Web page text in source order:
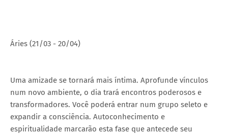
Áries (21/03 - 20/04)
Uma amizade se tornará mais íntima. Aprofunde vínculos
num novo ambiente, o dia trará encontros poderosos e
transformadores. Você poderá entrar num grupo seleto e
expandir a consciência. Autoconhecimento e
espiritualidade marcarão esta fase que antecede seu